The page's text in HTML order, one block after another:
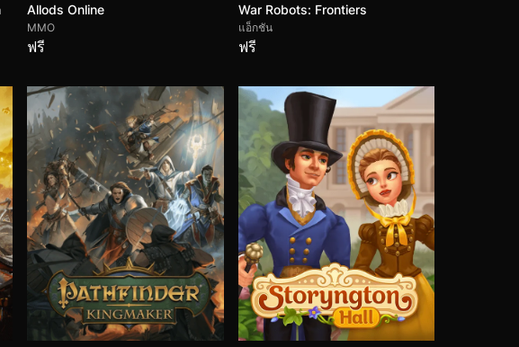
Allods Online
MMO
ฟรี
War Robots: Frontiers
แอ็กชัน
ฟรี